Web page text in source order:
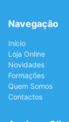
Navegação
Início
Loja Online
Novidades
Formações
Quem Somos
Contactos